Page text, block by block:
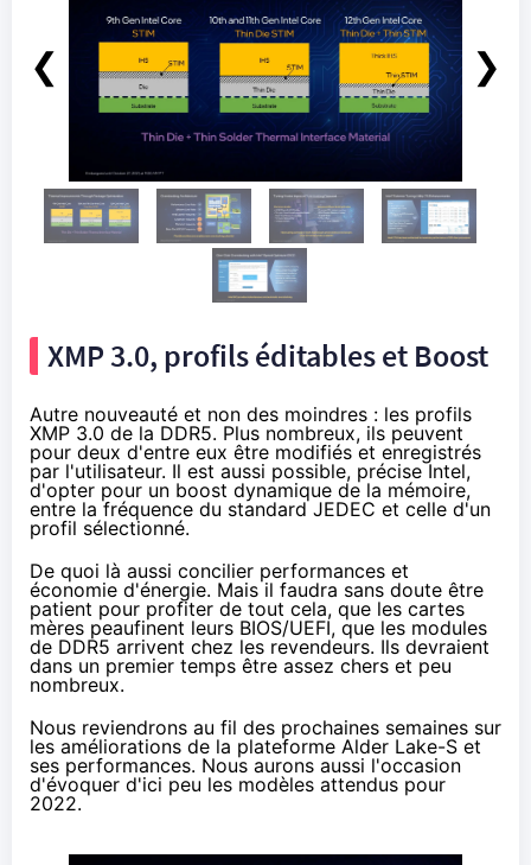
❮ ❯
XMP 3.0, profils éditables et Boost
Autre nouveauté et non des moindres : les profils
XMP 3.0 de la DDR5. Plus nombreux, ils peuvent
pour deux d'entre eux être modifiés et enregistrés
par l'utilisateur. Il est aussi possible, précise Intel,
d'opter pour un boost dynamique de la mémoire,
entre la fréquence du standard JEDEC et celle d'un
profil sélectionné.
De quoi là aussi concilier performances et
économie d'énergie. Mais il faudra sans doute être
patient pour profiter de tout cela, que les cartes
mères peaufinent leurs BIOS/UEFI, que les modules
de DDR5 arrivent chez les revendeurs. Ils devraient
dans un premier temps être assez chers et peu
nombreux.
Nous reviendrons au fil des prochaines semaines sur
les améliorations de la plateforme Alder Lake-S et
ses performances. Nous aurons aussi l'occasion
d'évoquer d'ici peu les modèles attendus pour
2022.